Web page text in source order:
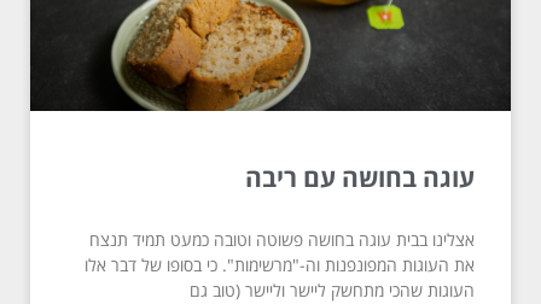
עוגה בחושה עם ריבה
אצלינו בבית עוגה בחושה פשוטה וטובה כמעט תמיד תנצח
את העוגות המפונפנות וה-"מרשימות". כי בסופו של דבר אלו
העוגות שהכי מתחשק ליישר וליישר (טוב גם